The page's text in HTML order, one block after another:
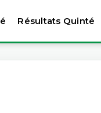
Résultats Quinté